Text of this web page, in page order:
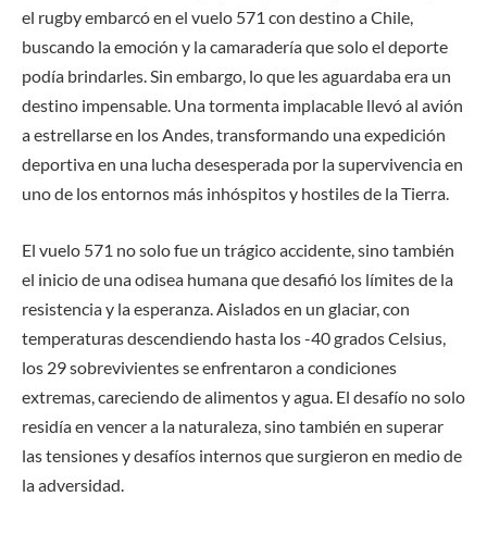
el rugby embarcó en el vuelo 571 con destino a Chile,
buscando la emoción y la camaradería que solo el deporte
podía brindarles. Sin embargo, lo que les aguardaba era un
destino impensable. Una tormenta implacable llevó al avión
a estrellarse en los Andes, transformando una expedición
deportiva en una lucha desesperada por la supervivencia en
uno de los entornos más inhóspitos y hostiles de la Tierra.
El vuelo 571 no solo fue un trágico accidente, sino también
el inicio de una odisea humana que desafió los límites de la
resistencia y la esperanza. Aislados en un glaciar, con
temperaturas descendiendo hasta los -40 grados Celsius,
los 29 sobrevivientes se enfrentaron a condiciones
extremas, careciendo de alimentos y agua. El desafío no solo
residía en vencer a la naturaleza, sino también en superar
las tensiones y desafíos internos que surgieron en medio de
la adversidad.